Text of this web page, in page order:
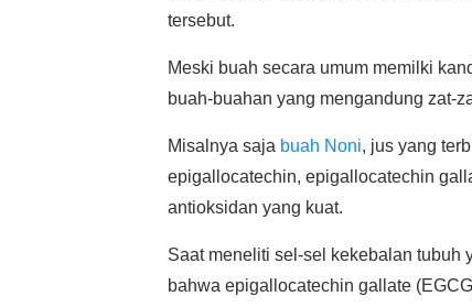
tersebut.
Meski buah secara umum memilki
buah-buahan yang mengandung zat-
Misalnya saja buah Noni, jus yang
epigallocatechin, epigallocatechin
antioksidan yang kuat.
Saat meneliti sel-sel kekebalan tubuh
bahwa epigallocatechin gallate